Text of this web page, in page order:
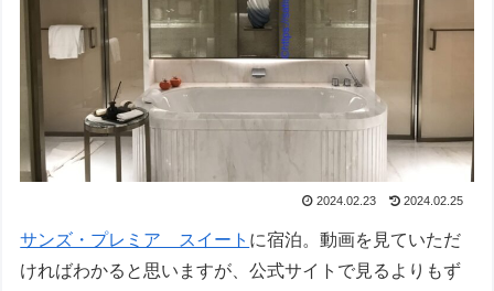
2024.02.23 2024.02.25
サンズ・プレミア スイート に宿泊。動画を見ていただ
ければわかると思いますが、公式サイトで見るよりもず